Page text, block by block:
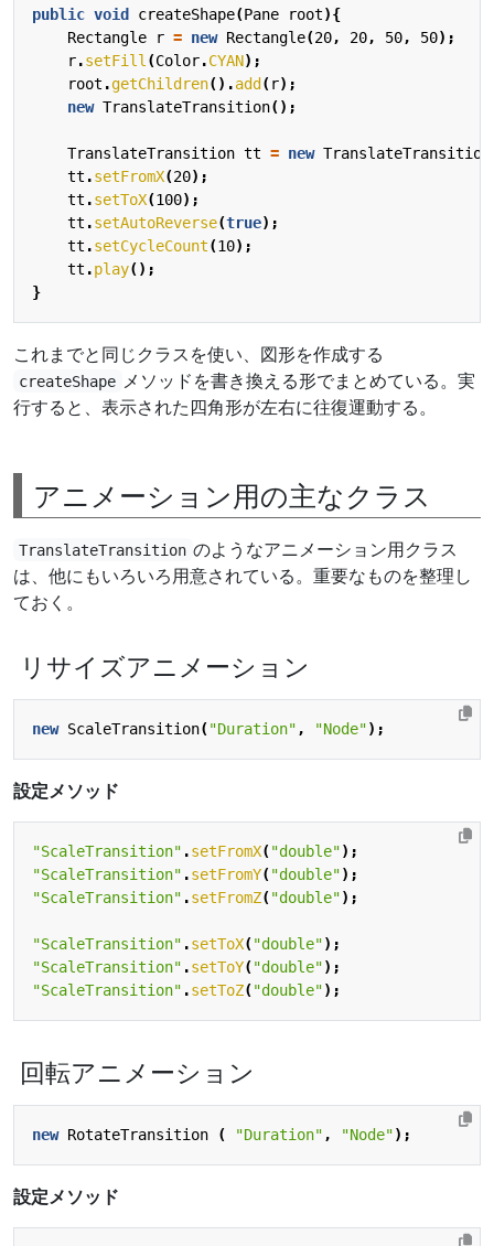
public void createShape(Pane root){
Rectangle
r = new Rectangle(20, 20, 50, 50);
r.setFill (Color.CYAN);
root .getChildren().add (r);
new TranslateTransition();
TranslateTransition tt = new TranslateTransition
tt .setFromX(20);
tt .setToX(100);
tt .setAutoReverse(true);
tt .setCycleCount(10);
tt .play();
}
これまでと同じクラスを使い、図形を作成する
createShape メソッドを書き換える形でまとめている。実
行すると、表示された四角形が左右に往復運動する。
アニメーション用の主なクラス
TranslateTransition のようなアニメーション用クラス
は、他にもいろいろ用意されている。重要なものを整理し
ておく。
リサイズアニメーション
new ScaleTransition("Duration" , "Node");
設定メソッド
"ScaleTransition" .setFromX("double");
"ScaleTransition" .setFromY("double");
"ScaleTransition" .setFromZ("double");
"ScaleTransition" .setToX("double");
"ScaleTransition" .setToY("double");
"ScaleTransition" .setToZ("double");
回転アニメーション
new RotateTransition ( "Duration" , "Node");
設定メソッド